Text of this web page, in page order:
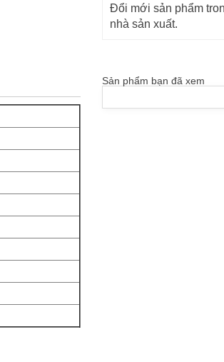
Đổi mới sản phẩm
nhà sản xuất.
Sản phẩm bạn đã xem